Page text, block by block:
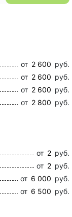
от 2 600 руб.
от 2 600 руб.
от 2 600 руб.
от 2 800 руб.
от 2 руб.
от 2 руб.
от 6 000 руб.
от 6 500 руб.